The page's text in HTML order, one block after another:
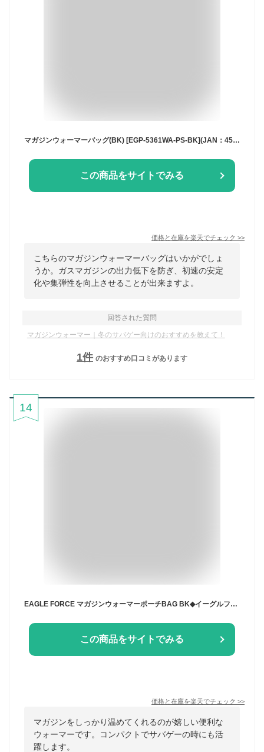
この商品をサイトでみる
価格と在庫を楽天でチェック >>
こちらのマガジンウォーマーバッグはいかがでしょ
うか。ガスマガジンの出力低下を防ぎ、初速の安定
化や集弾性を向上させることが出来ますよ。
回答された質問
マガジンウォーマー｜冬のサバゲー向けのおすすめを教えて！
1件 のおすすめ口コミがあります
14
この商品をサイトでみる
価格と在庫を楽天でチェック >>
マガジンをしっかり温めてくれるのが嬉しい便利な
ウォーマーです。コンパクトでサバゲーの時にも活
躍します。